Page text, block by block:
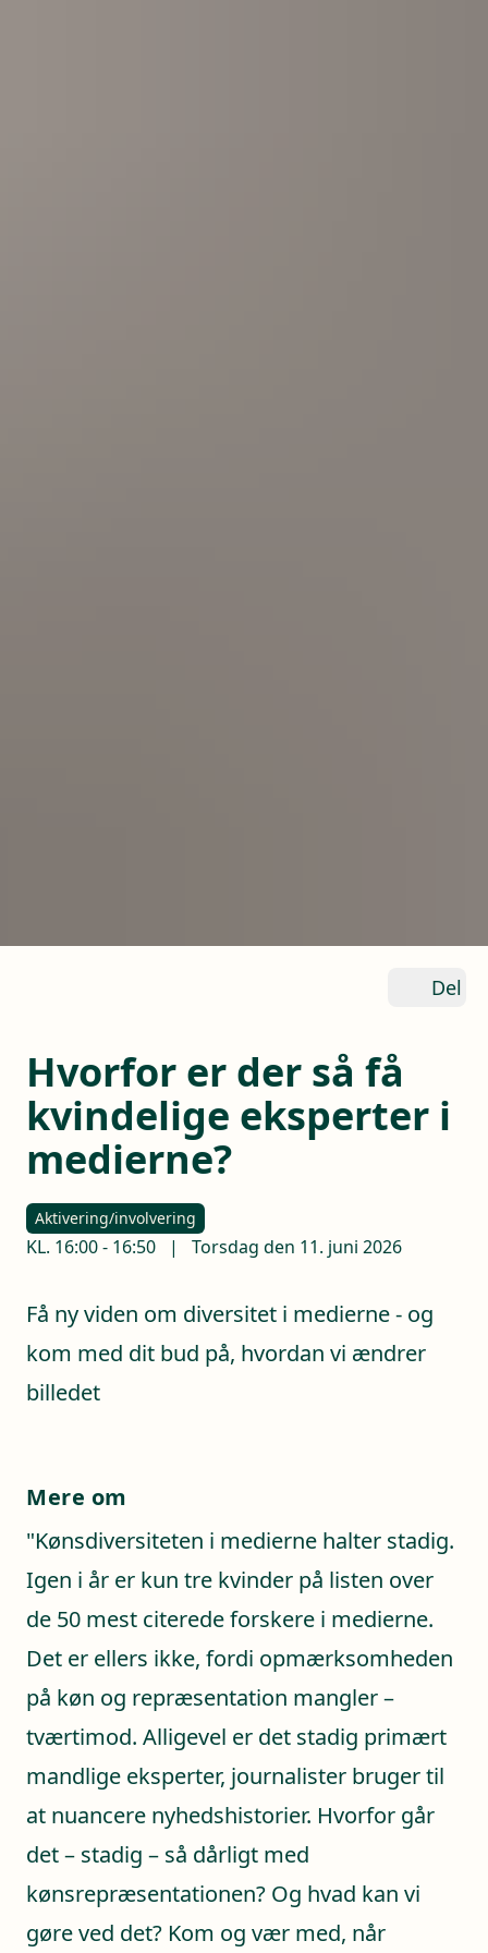
Del
Hvorfor er der så få
kvindelige eksperter i
medierne?
Aktivering/involvering
KL. 16:00- 16:50 | Torsdag den 11. juni 2026
Få ny viden om diversitet i medierne - og
kom med dit bud på, hvordan vi ændrer
billedet
Mere om
"Kønsdiversiteten i medierne halter stadig.
Igen i år er kun tre kvinder på listen over
de 50 mest citerede forskere i medierne.
Det er ellers ikke, fordi opmærksomheden
på køn og repræsentation mangler –
tværtimod. Alligevel er det stadig primært
mandlige eksperter, journalister bruger til
at nuancere nyhedshistorier. Hvorfor går
det – stadig – så dårligt med
kønsrepræsentationen? Og hvad kan vi
gøre ved det? Kom og vær med, når